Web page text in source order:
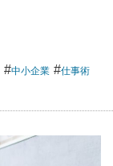
#中小企業 #仕事術